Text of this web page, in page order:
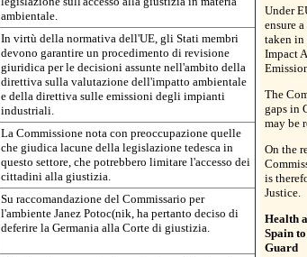
ambientale.
In virtù della normativa dell'UE, gli Stati membri
devono garantire un procedimento di revisione
giuridica per le decisioni assunte nell'ambito della
direttiva sulla valutazione dell'impatto ambientale
e della direttiva sulle emissioni degli impianti
industriali.
La Commissione nota con preoccupazione quelle
che giudica lacune della legislazione tedesca in
questo settore, che potrebbero limitare l'accesso dei
cittadini alla giustizia.
Su raccomandazione del Commissario per
l'ambiente Janez Potoc(nik, ha pertanto deciso di
deferire la Germania alla Corte di giustizia.
Under
ensure
taken in
Impact
The
gaps in
may be
On the
is
Justice.
Health
Spain
Guard